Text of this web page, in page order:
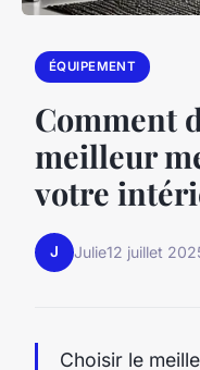
ÉQUIPEMENT
Comment
meilleur
votre
J Julie12 juillet
Choisir le